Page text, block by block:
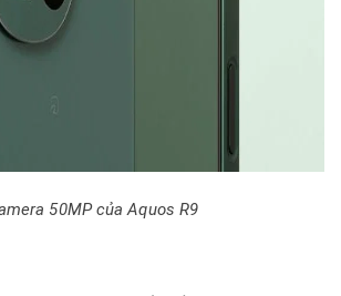
50MP của Aquos R9